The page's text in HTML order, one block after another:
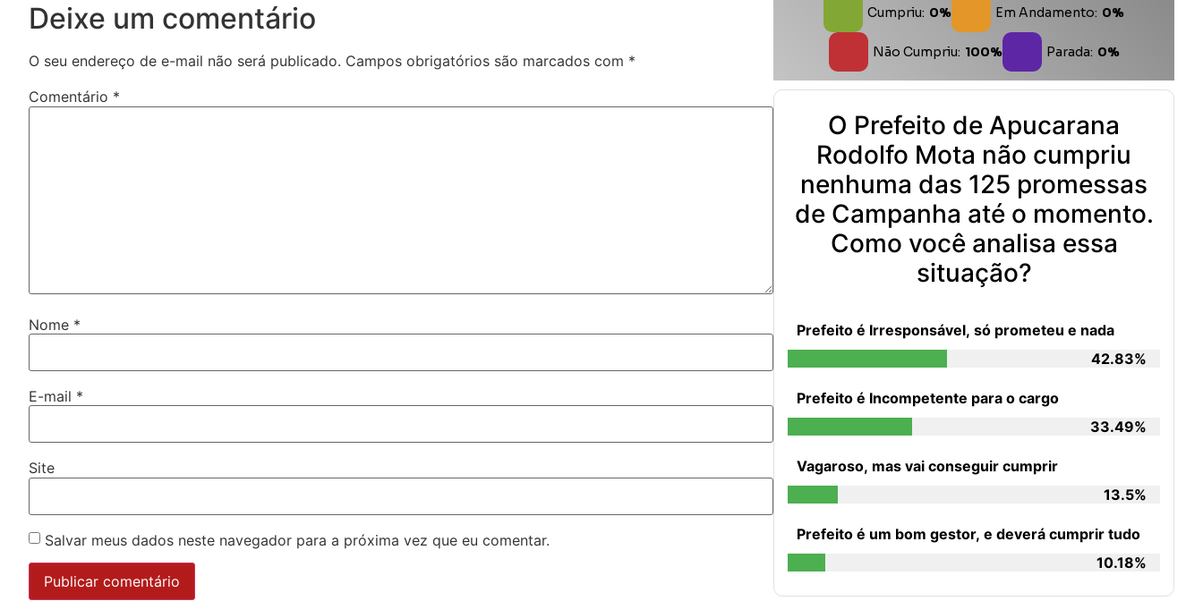
Deixe um comentário
O seu endereço de e-mail não será publicado. Campos obrigatórios são marcados com *
Comentário *
Nome *
E-mail *
Site
Salvar meus dados neste navegador para a próxima vez que eu comentar.
Cumpriu: 0% Em Andamento: 0%
Não Cumpriu: 100% Parada: 0%
O Prefeito de Apucarana
Rodolfo Mota não cumpriu
nenhuma das 125 promessas
de Campanha até o momento.
Como você analisa essa
situação?
Prefeito é Irresponsável, só prometeu e nada
42.83%
Prefeito é Incompetente para o cargo
33.49%
Vagaroso, mas vai conseguir cumprir
13.5%
Prefeito é um bom gestor, e deverá cumprir tudo
10.18%